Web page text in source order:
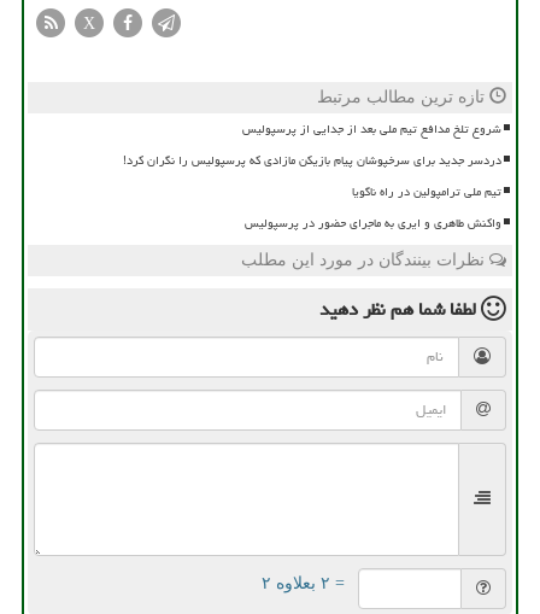
X
تازه ترین مطالب مرتبط
شروع تلخ مدافع تیم ملی بعد از جدایی از پرسپولیس
دردسر جدید برای سرخپوشان پیام بازیکن مازادی که پرسپولیس را نگران کرد!
تیم ملی ترامپولین در راه ناگویا
واکنش طاهری و ایری به ماجرای حضور در پرسپولیس
نظرات بینندگان در مورد این مطلب
لطفا شما همنظر دهید
= ۲ بعلاوه ۲